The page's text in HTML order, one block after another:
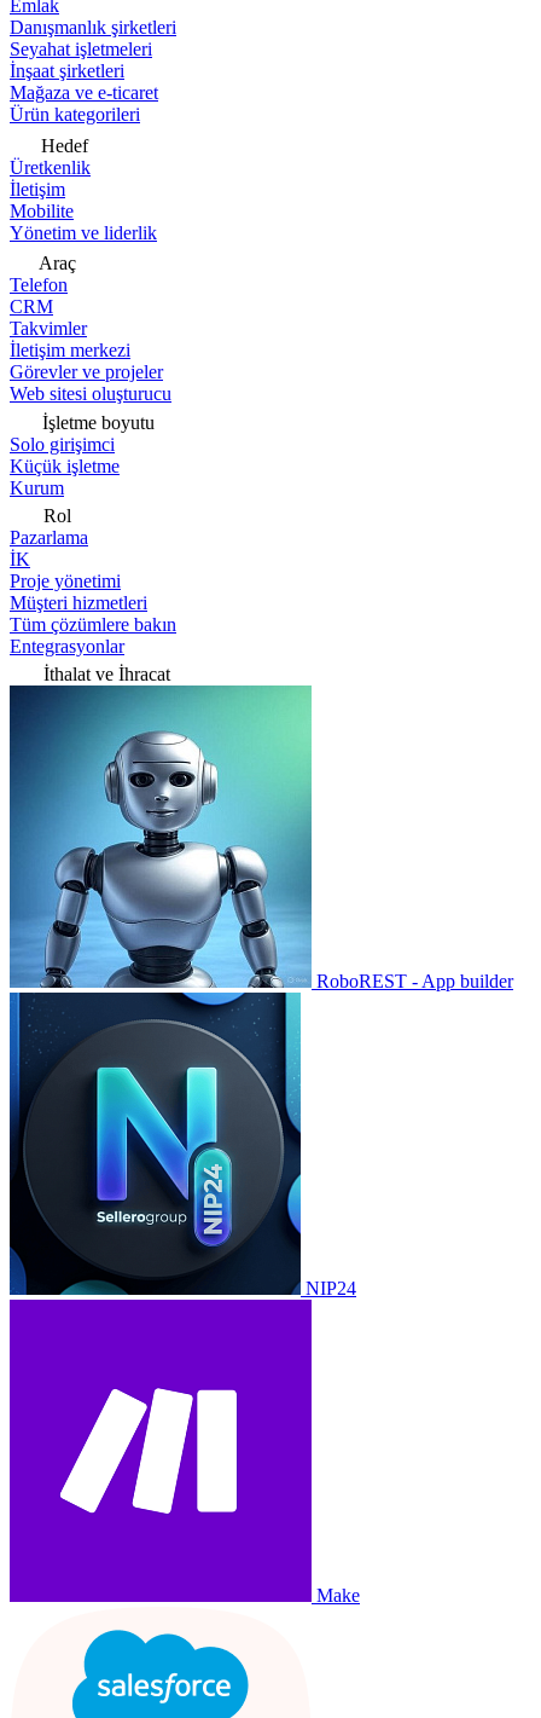
Emlak
Danışmanlık şirketleri
Seyahat işletmeleri
İnşaat şirketleri
Mağaza ve e-ticaret
Ürün kategorileri
Hedef
Üretkenlik
İletişim
Mobilite
Yönetim ve liderlik
Araç
Telefon
CRM
Takvimler
İletişim merkezi
Görevler ve projeler
Web sitesi oluşturucu
İşletme boyutu
Solo girişimci
Küçük işletme
Kurum
Rol
Pazarlama
İK
Proje yönetimi
Müşteri hizmetleri
Tüm çözümlere bakın
Entegrasyonlar
İthalat ve İhracat
RoboREST - App builder
NIP24
Make